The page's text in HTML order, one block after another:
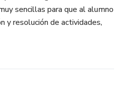
sencillas para que al alumno
y resolución de actividades,